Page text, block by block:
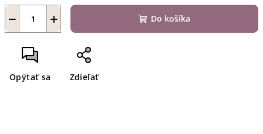
+
− Do košíka
Opýtať sa Zdieľať